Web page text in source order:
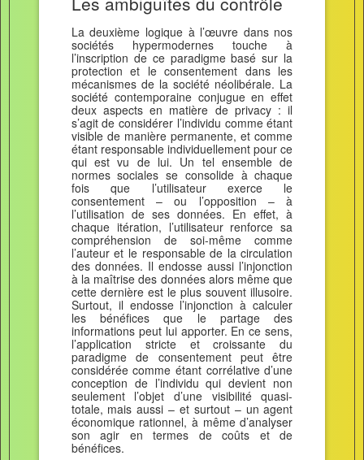
La deuxième logique à l’œuvre dans nos
sociétés hypermodernes touche à
l’inscription de ce paradigme basé sur la
protection et le consentement dans les
mécanismes de la société néolibérale. La
société contemporaine conjugue en effet
deux aspects en matière de privacy : il
s’agit de considérer l’individu comme étant
visible de manière permanente, et comme
étant responsable individuellement pour ce
qui est vu de lui. Un tel ensemble de
normes sociales se consolide à chaque
fois que l’utilisateur exerce le
consentement – ou l’opposition – à
l’utilisation de ses données. En effet, à
chaque itération, l’utilisateur renforce sa
compréhension de soi-même comme
l’auteur et le responsable de la circulation
des données. Il endosse aussi l’injonction
à la maîtrise des données alors même que
cette dernière est le plus souvent illusoire.
Surtout, il endosse l’injonction à calculer
les bénéfices que le partage des
informations peut lui apporter. En ce sens,
l’application stricte et croissante du
paradigme de consentement peut être
considérée comme étant corrélative d’une
conception de l’individu qui devient non
seulement l’objet d’une visibilité quasi-
totale, mais aussi – et surtout – un agent
économique rationnel, à même d’analyser
son agir en termes de coûts et de
bénéfices.